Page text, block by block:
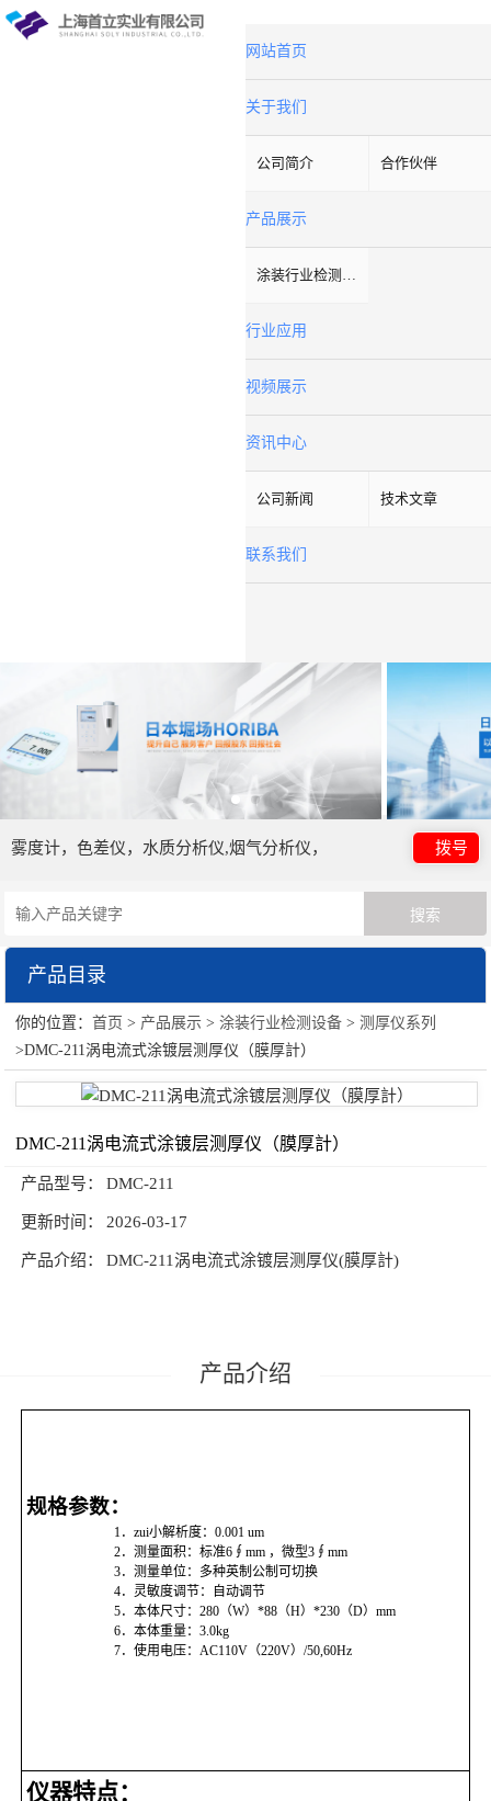
网站首页
关于我们
公司简介 合作伙伴
产品展示
涂装行业检测设备
行业应用
视频展示
资讯中心
公司新闻 技术文章
联系我们
雾度计，色差仪，水质分析仪,烟气分析仪， 拨号
产品目录
涂装行业检测设备
粘度系列
附着力系列
涂膜制膜系列
耐冲击系列
原漆性能系列
高速分散试验机系列
耐摩擦试验系列
你的位置：首页 > 产品展示 >涂装行业检测设备 > 测厚仪系列
>DMC-211涡电流式涂镀层测厚仪（膜厚計）
DMC-211涡电流式涂镀层测厚仪（膜厚計）
产品型号： DMC-211
更新时间： 2026-03-17
产品介绍： DMC-211涡电流式涂镀层测厚仪(膜厚計)
产品介绍
规格参数：
1．zui小解析度：0.001 um
2．测量面积：标准6 ∮mm ，微型3 ∮mm
3．测量单位：多种英制公制可切换
4．灵敏度调节：自动调节
5．本体尺寸：280 （W）*88 （H）*230 （D）mm
6．本体重量：3.0kg
7．使用电压：AC110V （220V）/50,60Hz
仪器特点：